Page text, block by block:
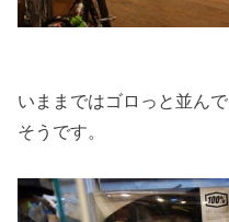
いままではゴロっと並ん
そうです。